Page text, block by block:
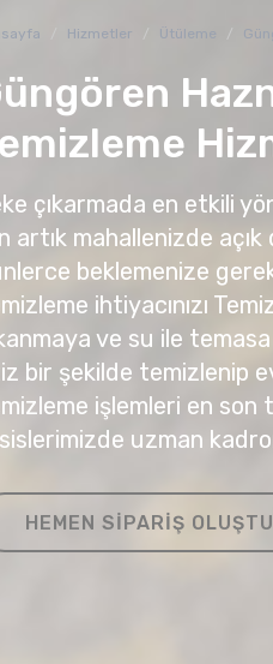
Hizmetler Ütüleme
çıkarmada en etkili
artık mahallenizde
beklemenize
ihtiyacınızı
ve su ile
bir şekilde temizlenip
işlemleri en
uzman
HEMEN SIPARIŞ